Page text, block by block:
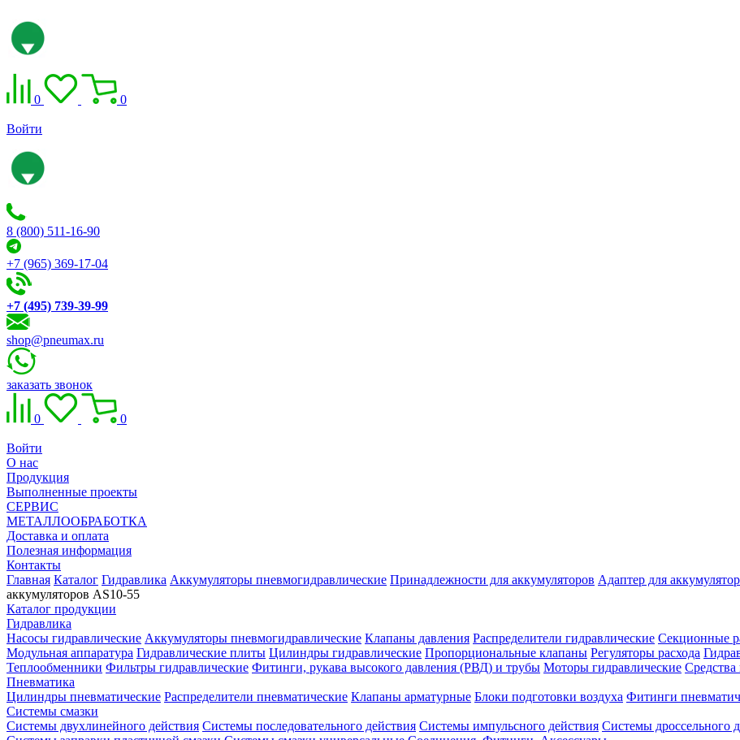
0 0
Войти
8 (800) 511-16-90
+7 (965) 369-17-04
+7 (495) 739-39-99
shop@pneumax.ru
заказать звонок
0 0
Войти
О нас
Продукция
Выполненные проекты
СЕРВИС
МЕТАЛЛООБРАБОТКА
Доставка и оплата
Полезная информация
Контакты
Главная Каталог Гидравлика Аккумуляторы пневмогидравлические Принадлежности для аккумуляторов Адаптер для
аккумуляторов AS10-55
Каталог продукции
Гидравлика
Насосы гидравлические Аккумуляторы пневмогидравлические Клапаны давления Распределители гидравлические Секционные
Модульная аппаратура Гидравлические плиты Цилиндры гидравлические Пропорциональные клапаны Регуляторы расхода
Теплообменники Фильтры гидравлические Фитинги, рукава высокого давления (РВД) и трубы Моторы гидравлические Средства
Пневматика
Цилиндры пневматические Распределители пневматические Клапаны арматурные Блоки подготовки воздуха Фитинги
Системы смазки
Системы двухлинейного действия Системы последовательного действия Системы импульсного действия Системы дроссельного